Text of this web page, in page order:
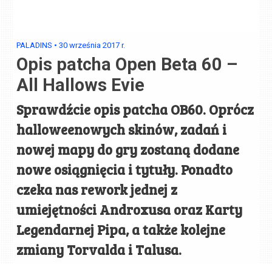
PALADINS •30 września 2017 r.
Opis patcha Open Beta 60 –
All Hallows Evie
Sprawdźcie opis patcha OB60. Oprócz
halloweenowych skinów, zadań i
nowej mapy do gry zostaną dodane
nowe osiągnięcia i tytuły. Ponadto
czeka nas rework jednej z
umiejętności Androxusa oraz Karty
Legendarnej Pipa, a także kolejne
zmiany Torvalda i Talusa.